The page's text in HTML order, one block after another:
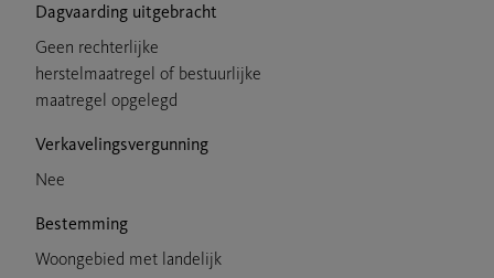
Dagvaarding uitgebracht
Geen rechterlijke
herstelmaatregel of bestuurlijke
maatregel opgelegd
Verkavelingsvergunning
Nee
Bestemming
Woongebied met landelijk